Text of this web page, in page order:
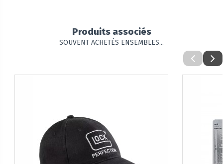
Produits associés
SOUVENT ACHETÉS ENSEMBLES...